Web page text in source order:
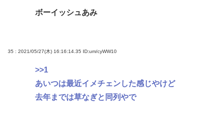
ボーイッシュあみ
35 : 2021/05/27(木) 16:16:14.35 ID:um/cyWW10
>>1
あいつは最近イメチェンした感じやけど
去年までは草なぎと同列やで